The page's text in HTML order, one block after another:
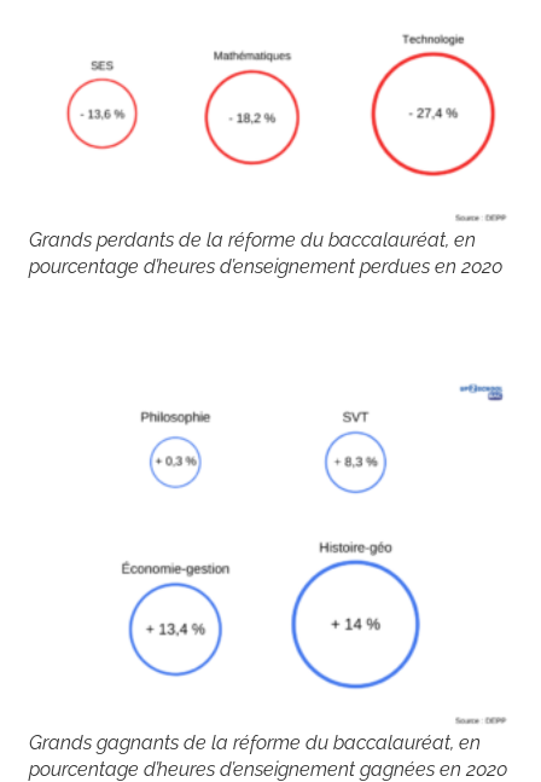
Grands perdants de la réforme du baccalauréat, en
pourcentage d’heures d’enseignement perdues en 2020
Grands gagnants de la réforme du baccalauréat, en
pourcentage d’heures d’enseignement gagnées en 2020